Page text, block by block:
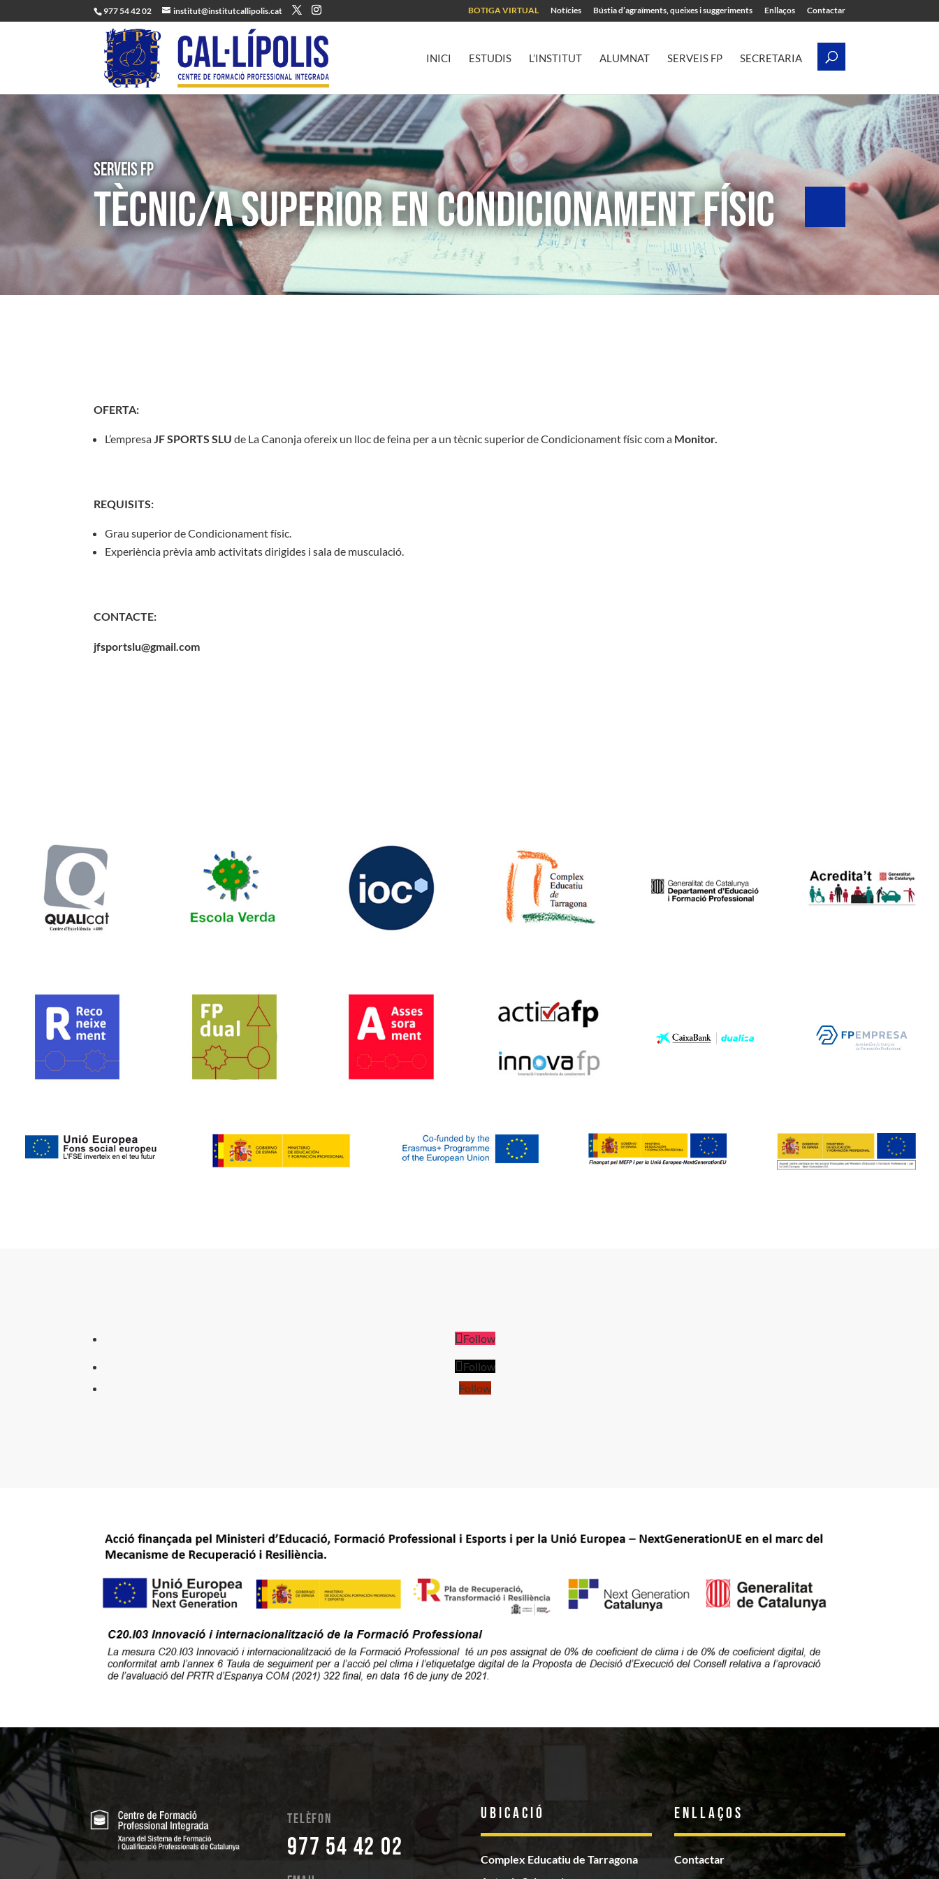
977 54 42 02 institut@institutcallipolis.cat BOTIGA VIRTUAL Notícies Bústia d’agraïments, queixes i suggeriments Enllaços Contactar
INICI ESTUDIS L’INSTITUT ALUMNAT SERVEIS FP SECRETARIA
Serveis FP
TÈCNIC/A SUPERIOR EN CONDICIONAMENT FÍSIC
OFERTA:
L’empresa JF SPORTS SLU de La Canonja ofereix un lloc de feina per a un tècnic superior de Condicionament físic com a Monitor.
REQUISITS:
Grau superior de Condicionament físic.
Experiència prèvia amb activitats dirigides i sala de musculació.
CONTACTE:
jfsportslu@gmail.com
Follow
Follow
Follow
Telèfon
977 54 42 02
Ubicació
Complex Educatiu de Tarragona
Enllaços
Contactar